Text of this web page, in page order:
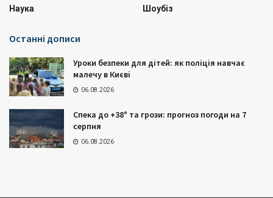
Наука
Шоубіз
Останні дописи
Уроки безпеки для дітей: як поліція навчає
малечу в Києві
06.08.2026
Спека до +38° та грози: прогноз погоди на 7
серпня
06.08.2026